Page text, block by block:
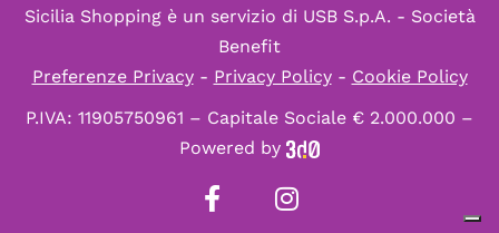
Sicilia Shopping è un servizio di USB S.p.A. - Società
Benefit
Preferenze Privacy- Privacy Policy- Cookie Policy
P.IVA: 11905750961 – Capitale Sociale € 2.000.000 –
Powered by